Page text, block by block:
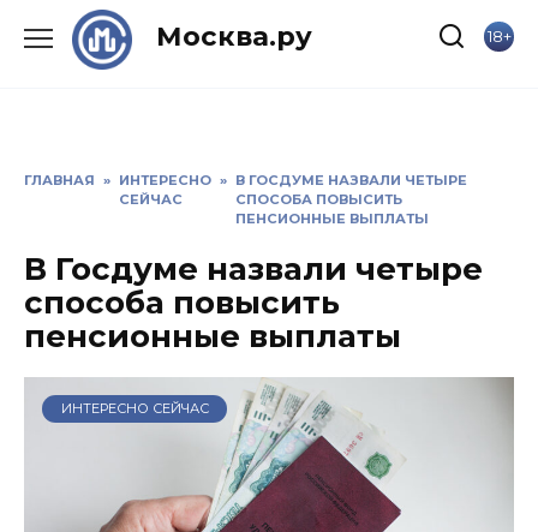
Москва.ру 18+
ГЛАВНАЯ » ИНТЕРЕСНО
СЕЙЧАС
» В ГОСДУМЕ НАЗВАЛИ ЧЕТЫРЕ
СПОСОБА ПОВЫСИТЬ
ПЕНСИОННЫЕ ВЫПЛАТЫ
В Госдуме назвали четыре
способа повысить
пенсионные выплаты
ИНТЕРЕСНО СЕЙЧАС